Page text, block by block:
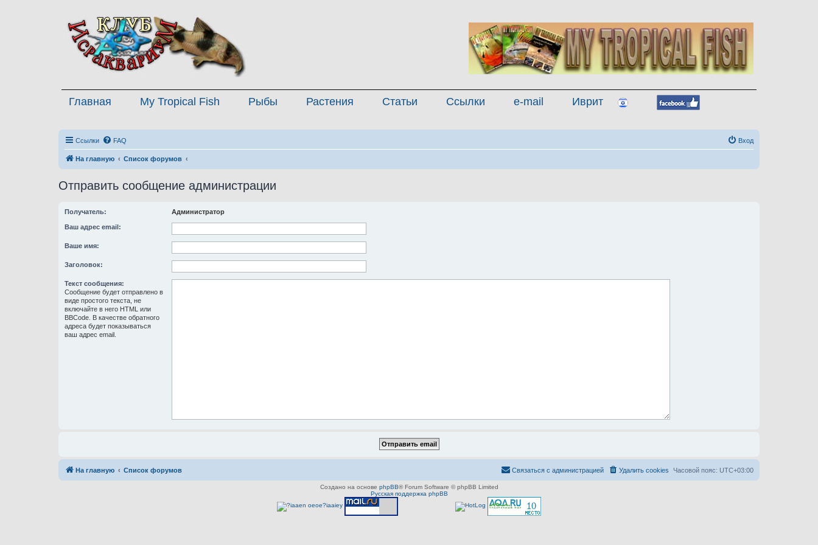
Главная My Tropical Fish Рыбы Растения Статьи Ссылки e-mail Иврит
Ссылки FAQ Вход
На главную Список форумов
Отправить сообщение администрации
Получатель: Администратор
Ваш адрес email:
Ваше имя:
Заголовок:
Текст сообщения:
Сообщение будет отправлено в
виде простого текста, не
включайте в него HTML или
BBCode. В качестве обратного
адреса будет показываться
ваш адрес email.
На главную Список форумов Часовой пояс: UTC+03:00
Удалить cookies
Связаться с администрацией
Создано на основе phpBB® Forum Software © phpBB Limited
Русская поддержка phpBB